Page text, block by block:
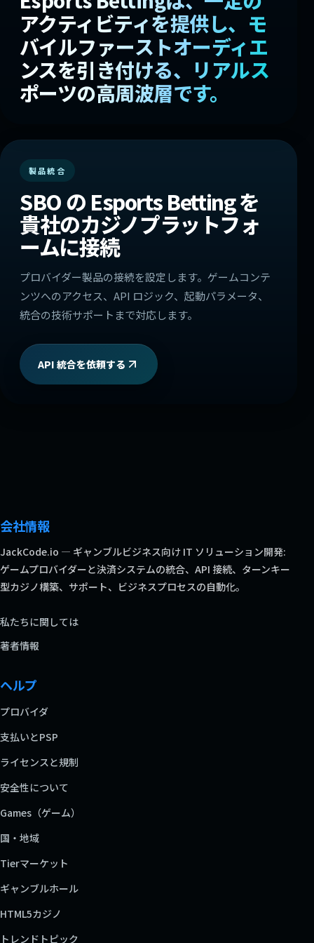
アクティビティを提供し、モ
バイルファーストオーディエ
ンスを引き付ける、リアルス
ポーツの高周波層です。
製品統合
SBO の Esports Betting を
貴社のカジノプラットフォ
ームに接続
プロバイダー製品の接続を設定します。ゲームコンテ
ンツへのアクセス、API ロジック、起動パラメータ、
統合の技術サポートまで対応します。
API 統合を依頼する
会社情報
JackCode.io — ギャンブルビジネス向け IT ソリューション開発:
ゲームプロバイダーと決済システムの統合、API 接続、ターンキー
型カジノ構築、サポート、ビジネスプロセスの自動化。
私たちに関しては
著者情報
ヘルプ
プロバイダ
支払いとPSP
ライセンスと規制
安全性について
Games（ゲーム）
国・地域
Tierマーケット
ギャンブルホール
HTML5カジノ
トレンドトピック